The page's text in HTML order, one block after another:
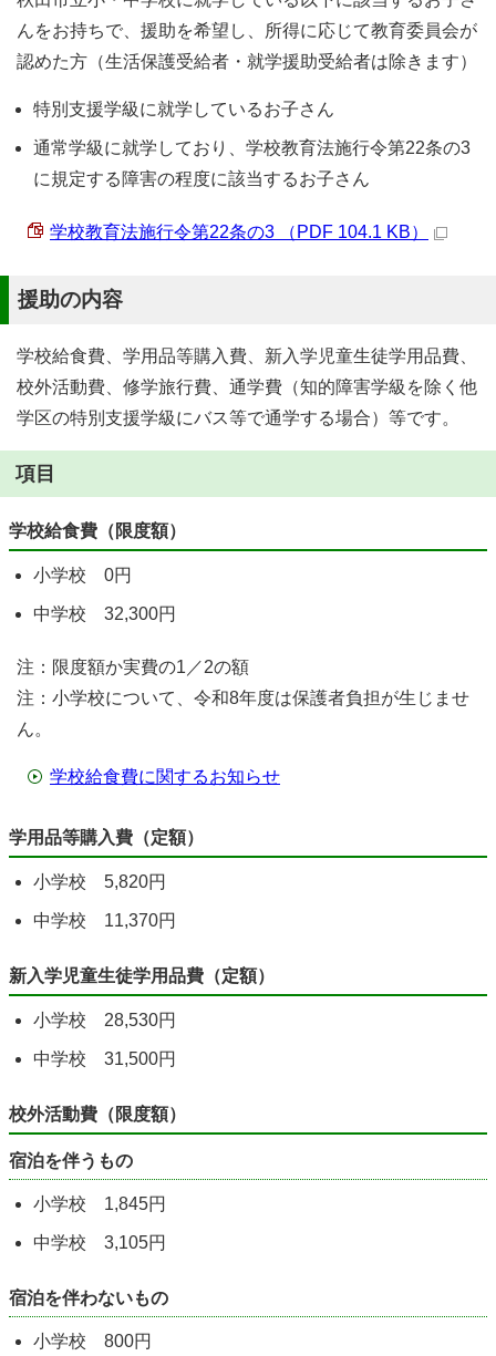
んをお持ちで、援助を希望し、所得に応じて教育委員会が
認めた方（生活保護受給者・就学援助受給者は除きます）
特別支援学級に就学しているお子さん
通常学級に就学しており、学校教育法施行令第22条の3
に規定する障害の程度に該当するお子さん
学校教育法施行令第22条の3 （PDF 104.1 KB）
援助の内容
学校給食費、学用品等購入費、新入学児童生徒学用品費、
校外活動費、修学旅行費、通学費（知的障害学級を除く他
学区の特別支援学級にバス等で通学する場合）等です。
項目
学校給食費（限度額）
小学校 0円
中学校 32,300円
注：限度額か実費の1／2の額
注：小学校について、令和8年度は保護者負担が生じませ
ん。
学校給食費に関するお知らせ
学用品等購入費（定額）
小学校 5,820円
中学校 11,370円
新入学児童生徒学用品費（定額）
小学校 28,530円
中学校 31,500円
校外活動費（限度額）
宿泊を伴うもの
小学校 1,845円
中学校 3,105円
宿泊を伴わないもの
小学校 800円